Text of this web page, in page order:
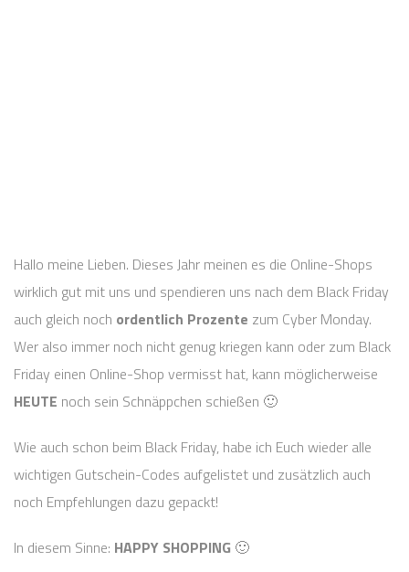
Hallo meine Lieben. Dieses Jahr meinen es die Online-Shops
wirklich gut mit uns und spendieren uns nach dem Black Friday
auch gleich noch ordentlich Prozente zum Cyber Monday.
Wer also immer noch nicht genug kriegen kann oder zum Black
Friday einen Online-Shop vermisst hat, kann möglicherweise
HEUTE noch sein Schnäppchen schießen 🙂
Wie auch schon beim Black Friday, habe ich Euch wieder alle
wichtigen Gutschein-Codes aufgelistet und zusätzlich auch
noch Empfehlungen dazu gepackt!
In diesem Sinne: HAPPY SHOPPING 🙂